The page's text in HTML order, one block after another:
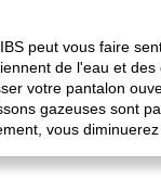
peut vous faire
de l'eau et
votre pantalon
gazeuses sont
vous